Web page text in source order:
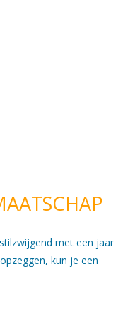
met een jaar
kun je een